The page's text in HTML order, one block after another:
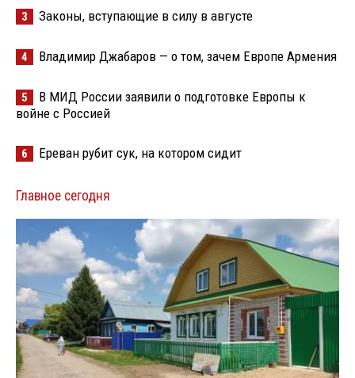
3 Законы, вступающие в силу в августе
4 Владимир Джабаров — о том, зачем Европе Армения
5
В МИД России заявили о подготовке Европы к
войне с Россией
6 Ереван рубит сук, на котором сидит
Главное сегодня